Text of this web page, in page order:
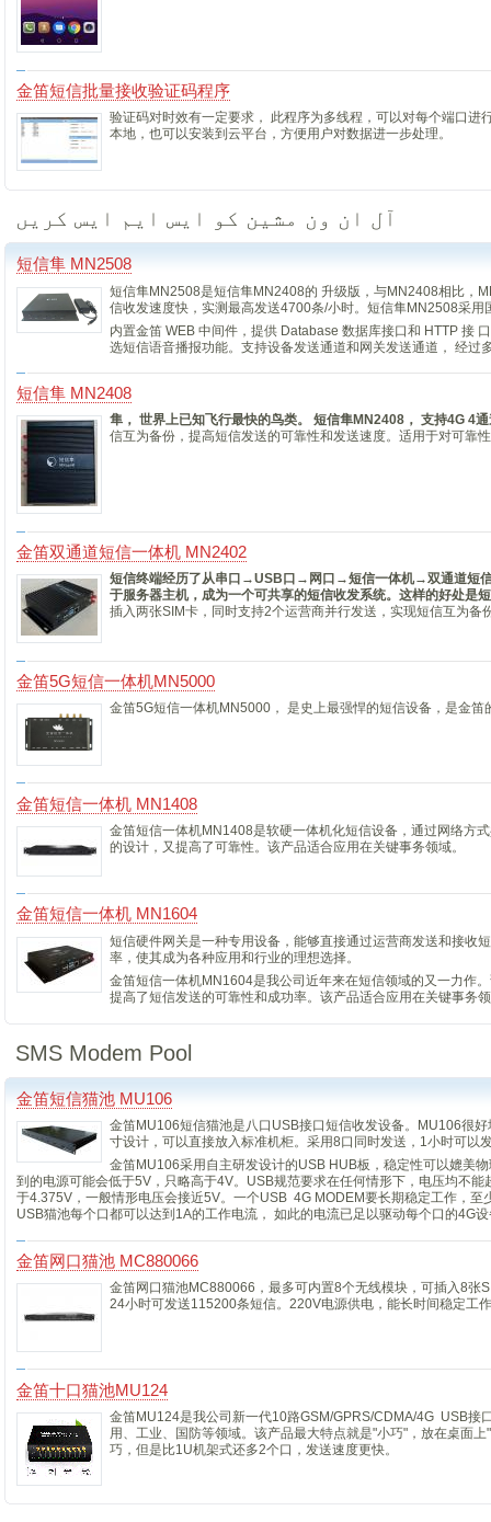
金笛短信批量接收验证码程序
验证码对时效有一定要求， 此程序为多线程，可以对每个端口
本地，也可以安装到云平台，方便用户对数据进一步处理。
آل ان ون مشین کو ایس ایم ایس کریں
短信隼 MN2508
短信隼MN2508是短信隼MN2408的 升级版，与MN2408相比，
信收发速度快，实测最高发送4700条/小时。短信隼MN2508采
内置金笛 WEB 中间件，提供 Database 数据库接口和 HTTP 接
选短信语音播报功能。支持设备发送通道和网关发送通道， 经过
短信隼 MN2408
隼， 世界上已知飞行最快的鸟类。 短信隼MN2408， 支持4G 4
信互为备份，提高短信发送的可靠性和发送速度。适用于对可靠
金笛双通道短信一体机 MN2402
短信终端经历了从串口→USB口→网口→短信一体机→双通道短
于服务器主机，成为一个可共享的短信收发系统。这样的好处是
插入两张SIM卡，同时支持2个运营商并行发送，实现短信互为备
金笛5G短信一体机MN5000
金笛5G短信一体机MN5000， 是史上最强悍的短信设备，是金
金笛短信一体机 MN1408
金笛短信一体机MN1408是软硬一体机化短信设备，通过网络方
的设计，又提高了可靠性。该产品适合应用在关键事务领域。
金笛短信一体机 MN1604
短信硬件网关是一种专用设备，能够直接通过运营商发送和接收
率，使其成为各种应用和行业的理想选择。
金笛短信一体机MN1604是我公司近年来在短信领域的又一力作
提高了短信发送的可靠性和成功率。该产品适合应用在关键事务
SMS Modem Pool
金笛短信猫池 MU106
金笛MU106短信猫池是八口USB接口短信收发设备。MU106很
寸设计，可以直接放入标准机柜。采用8口同时发送，1小时可以
金笛MU106采用自主研发设计的USB HUB板，稳定性可以媲美
到的电源可能会低于5V，只略高于4V。USB规范要求在任何情形下，电压均不
于4.375V，一般情形电压会接近5V。一个USB 4G MODEM要长期稳定工作，
USB猫池每个口都可以达到1A的工作电流， 如此的电流已足以驱动每个口的4G
金笛网口猫池 MC880066
金笛网口猫池MC880066，最多可内置8个无线模块，可插入8
24小时可发送115200条短信。220V电源供电，能长时间稳定工
金笛十口猫池MU124
金笛MU124是我公司新一代10路GSM/GPRS/CDMA/4G USB接
用、工业、国防等领域。该产品最大特点就是"小巧"，放在桌面
巧，但是比1U机架式还多2个口，发送速度更快。